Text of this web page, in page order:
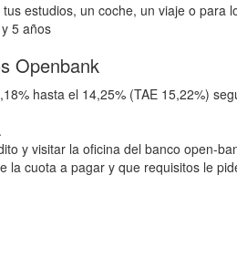
estudios, un coche, un viaje o para
5 años
Openbank
hasta el 14,25% (TAE 15,22%)
y visitar la oficina del banco open-
la cuota a pagar y que requisitos le